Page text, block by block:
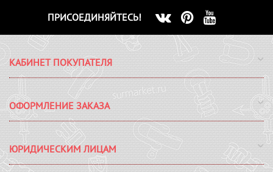
ПРИСОЕДИНЯЙТЕСЬ!
КАБИНЕТ ПОКУПАТЕЛЯ
ОФОРМЛЕНИЕ ЗАКАЗА
ЮРИДИЧЕСКИМ ЛИЦАМ